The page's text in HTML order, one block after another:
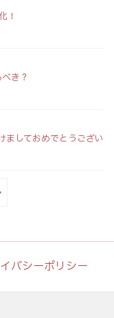
！
き？
ましておめでとうござい
バシーポリシー